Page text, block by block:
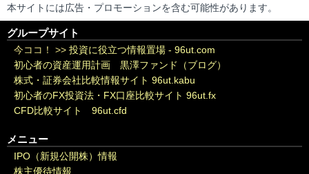
本サイトには広告・プロモーションを含む可能性があります。
グループサイト
今ココ！ >> 投資に役立つ情報置場 - 96ut.com
初心者の資産運用計画 黒澤ファンド（ブログ）
株式・証券会社比較情報サイト 96ut.kabu
初心者のFX投資法・FX口座比較サイト 96ut.fx
CFD比較サイト 96ut.cfd
メニュー
IPO（新規公開株）情報
株主優待情報